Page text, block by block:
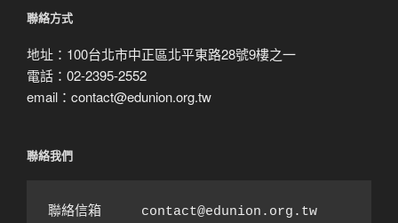
聯絡方式
地址：100台北市中正區北平東路28號9樓之一
電話：02-2395-2552
email：contact@edunion.org.tw
聯絡我們
聯絡信箱　　　contact@edunion.org.tw